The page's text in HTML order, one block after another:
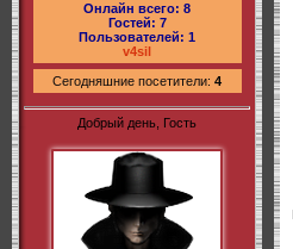
Онлайн всего: 8
Гостей: 7
Пользователей: 1
v4sil
Сегодняшние посетители: 4
Добрый день, Гость